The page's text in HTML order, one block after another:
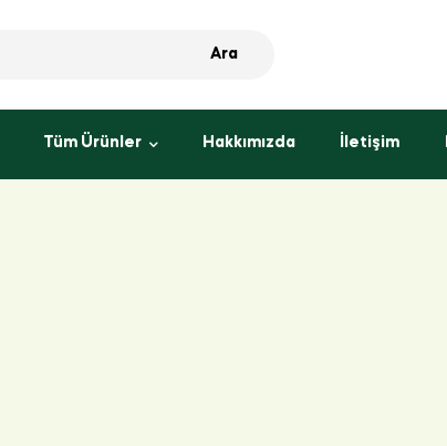
Ara
Tüm Ürünler Hakkımızda İletişim